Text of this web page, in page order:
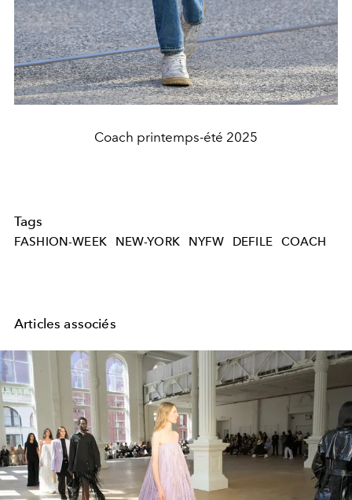
Coach printemps-été 2025
Tags
FASHION-WEEK NEW-YORK NYFW DEFILE COACH
Articles associés